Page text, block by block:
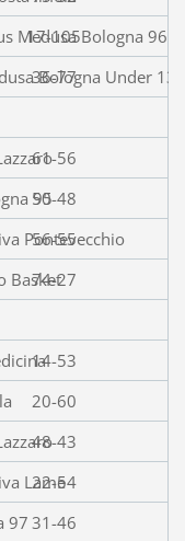
Medusa Bologna 96
17-105
Bologna Under 13
36-77
61-56
95
50-48
Pontevecchio
56-55
Basket
74-27
14-53
20-60
48-43
Lame
22-54
97 31-46